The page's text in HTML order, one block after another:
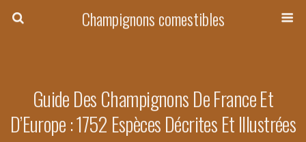
Champignons comestibles
Guide Des Champignons De France Et
D’Europe : 1752 Espèces Décrites Et Illustrées